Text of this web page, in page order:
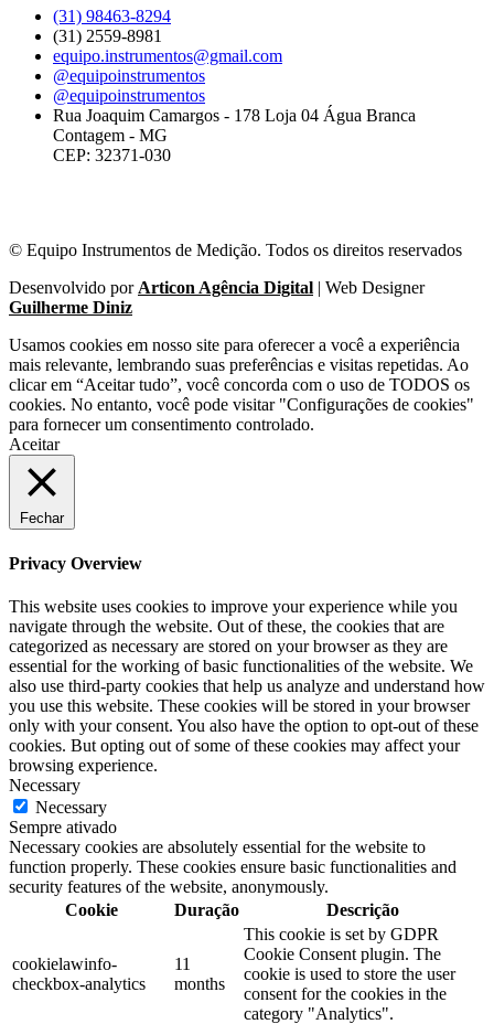
(31) 98463-8294
(31) 2559-8981
equipo.instrumentos@gmail.com
@equipoinstrumentos
@equipoinstrumentos
Rua Joaquim Camargos - 178 Loja 04 Água Branca
Contagem - MG
CEP: 32371-030
© Equipo Instrumentos de Medição. Todos os direitos reservados
Desenvolvido por Articon Agência Digital | Web Designer
Guilherme Diniz
Usamos cookies em nosso site para oferecer a você a experiência
mais relevante, lembrando suas preferências e visitas repetidas. Ao
clicar em “Aceitar tudo”, você concorda com o uso de TODOS os
cookies. No entanto, você pode visitar "Configurações de cookies"
para fornecer um consentimento controlado.
Aceitar
Fechar
Privacy Overview
This website uses cookies to improve your experience while you
navigate through the website. Out of these, the cookies that are
categorized as necessary are stored on your browser as they are
essential for the working of basic functionalities of the website. We
also use third-party cookies that help us analyze and understand how
you use this website. These cookies will be stored in your browser
only with your consent. You also have the option to opt-out of these
cookies. But opting out of some of these cookies may affect your
browsing experience.
Necessary
Necessary
Sempre ativado
Necessary cookies are absolutely essential for the website to
function properly. These cookies ensure basic functionalities and
security features of the website, anonymously.
Cookie
Duração Descrição
cookielawinfo-
checkbox-analytics
11
months
This cookie is set by GDPR
Cookie Consent plugin. The
cookie is used to store the user
consent for the cookies in the
category "Analytics".